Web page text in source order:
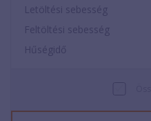
Letöltési sebesség
Feltöltési sebesség
Hűségidő